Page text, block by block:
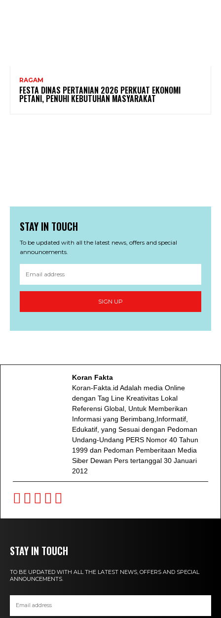
RAGAM
FESTA DINAS PERTANIAN 2026 PERKUAT EKONOMI
PETANI, PENUHI KEBUTUHAN MASYARAKAT
STAY IN TOUCH
To be updated with all the latest news, offers and special
announcements.
SIGN UP
Koran Fakta
Koran-Fakta.id Adalah media Online
dengan Tag Line Kreativitas Lokal
Referensi Global, Untuk Memberikan
Informasi yang Berimbang,Informatif,
Edukatif, yang Sesuai dengan Pedoman
Undang-Undang PERS Nomor 40 Tahun
1999 dan Pedoman Pemberitaan Media
Siber Dewan Pers tertanggal 30 Januari
2012
STAY IN TOUCH
TO BE UPDATED WITH ALL THE LATEST NEWS, OFFERS AND SPECIAL
ANNOUNCEMENTS.